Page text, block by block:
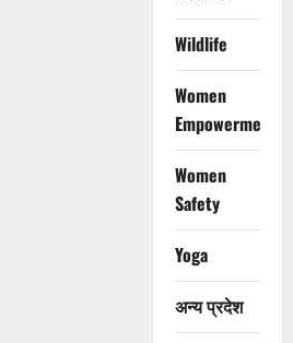
Wildlife
Women
Empowerment
Women
Safety
Yoga
अन्य प्रदेश